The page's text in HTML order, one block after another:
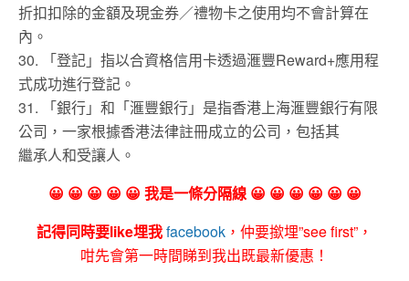
折扣扣除的金額及現金券／禮物卡之使用均不會計算在
內。
30. 「登記」指以合資格信用卡透過滙豐Reward+應用程
式成功進行登記。
31. 「銀行」和「滙豐銀行」是指香港上海滙豐銀行有限
公司，一家根據香港法律註冊成立的公司，包括其
繼承人和受讓人。
😀 😀 😀 😀 😀 我是一條分隔線 😀 😀 😀 😀 😀 😀
記得同時要like埋我facebook ，仲要撳埋”see first”，
咁先會第一時間睇到我出既最新優惠！